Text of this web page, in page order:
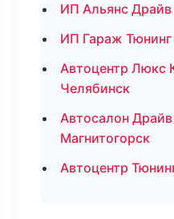
ИП Альянс
ИП Гараж
Автоцентр Люкс
Челябинск
Автосалон
Магнитогорск
Автоцентр